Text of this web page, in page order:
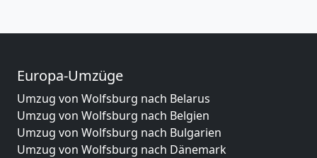
Europa-Umzüge
Umzug von Wolfsburg nach Belarus
Umzug von Wolfsburg nach Belgien
Umzug von Wolfsburg nach Bulgarien
Umzug von Wolfsburg nach Dänemark